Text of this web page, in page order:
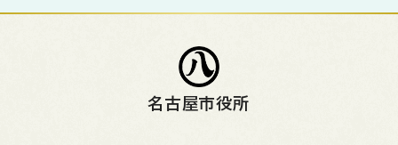
名古屋市役所